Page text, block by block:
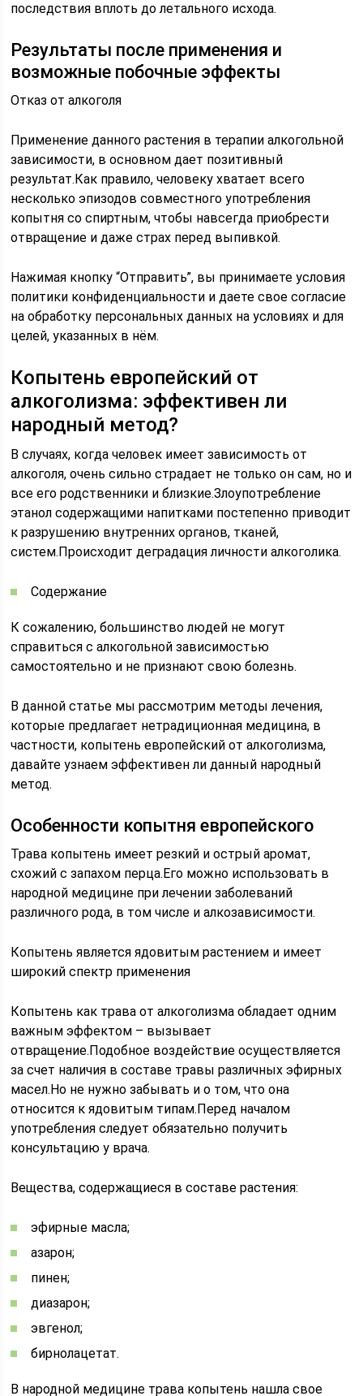
последствия вплоть до летального исхода.
Результаты после применения и
возможные побочные эффекты
Отказ от алкоголя
Применение данного растения в терапии алкогольной
зависимости, в основном дает позитивный
результат.Как правило, человеку хватает всего
несколько эпизодов совместного употребления
копытня со спиртным, чтобы навсегда приобрести
отвращение и даже страх перед выпивкой.
Нажимая кнопку “Отправить”, вы принимаете условия
политики конфиденциальности и даете свое согласие
на обработку персональных данных на условиях и для
целей, указанных в нём.
Копытень европейский от
алкоголизма: эффективен ли
народный метод?
В случаях, когда человек имеет зависимость от
алкоголя, очень сильно страдает не только он сам, но и
все его родственники и близкие.Злоупотребление
этанол содержащими напитками постепенно приводит
к разрушению внутренних органов, тканей,
систем.Происходит деградация личности алкоголика.
Содержание
К сожалению, большинство людей не могут
справиться с алкогольной зависимостью
самостоятельно и не признают свою болезнь.
В данной статье мы рассмотрим методы лечения,
которые предлагает нетрадиционная медицина, в
частности, копытень европейский от алкоголизма,
давайте узнаем эффективен ли данный народный
метод.
Особенности копытня европейского
Трава копытень имеет резкий и острый аромат,
схожий с запахом перца.Его можно использовать в
народной медицине при лечении заболеваний
различного рода, в том числе и алкозависимости.
Копытень является ядовитым растением и имеет
широкий спектр применения
Копытень как трава от алкоголизма обладает одним
важным эффектом – вызывает
отвращение.Подобное воздействие осуществляется
за счет наличия в составе травы различных эфирных
масел.Но не нужно забывать и о том, что она
относится к ядовитым типам.Перед началом
употребления следует обязательно получить
консультацию у врача.
Вещества, содержащиеся в составе растения:
эфирные масла;
азарон;
пинен;
диазарон;
эвгенол;
бирнолацетат.
В народной медицине трава копытень нашла свое